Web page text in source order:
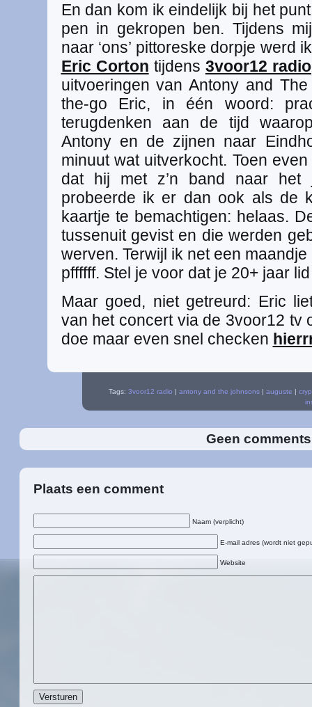
En dan kom ik eindelijk bij het
pen in gekropen ben. Tijdens
naar ‘ons’ pittoreske dorpje werd
Eric Corton tijdens 3voor12 radio
uitvoeringen van Antony and
the-go Eric, in één woord:
terugdenken aan de tijd
Antony en de zijnen naar
minuut wat uitverkocht. Toen
dat hij met z’n band naar het
probeerde ik er dan ook als de
kaartje te bemachtigen: helaas.
tussenuit gevist en die werden
werven. Terwijl ik net een
pffffff. Stel je voor dat je 20+ jaar
Maar goed, niet getreurd: Eric
van het concert via de 3voor12 tv
doe maar even snel checken
Tags: 3voor12 radio | antony and the johnsons| auguste |
Geen
Plaats een comment
Naam (verplicht)
E-mail adres (wordt niet
Website